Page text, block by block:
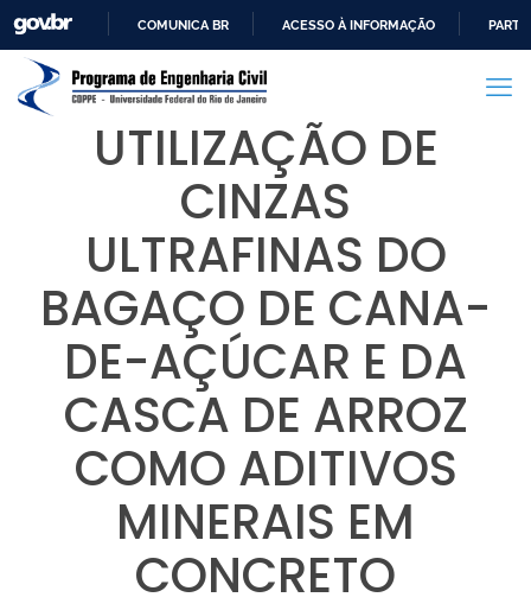
PARA
CONTEÚDO
COMUNICA BR ACESSO À INFORMAÇÃO
UTILIZAÇÃO DE
CINZAS
ULTRAFINAS DO
BAGAÇO DE CANA-
DE-AÇÚCAR E DA
CASCA DE ARROZ
COMO ADITIVOS
MINERAIS EM
CONCRETO